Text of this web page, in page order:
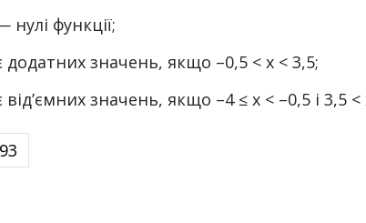
нулі функції;
додатних значень, якщо –0,5 < х < 3,5;
значень, якщо –4 ≤ х < –0,5 і 3,5 <